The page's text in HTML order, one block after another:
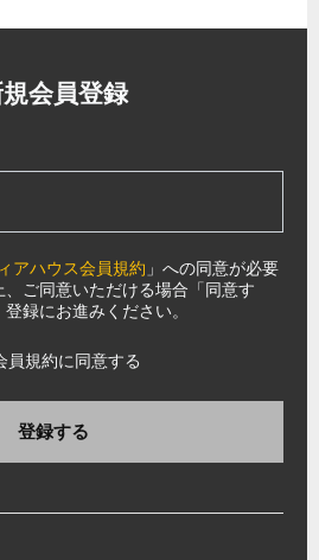
会員登録
アハウス会員規約 」への同意が必要
ご同意いただける場合「同意す
録にお進みください。
員規約に同意する
登録する